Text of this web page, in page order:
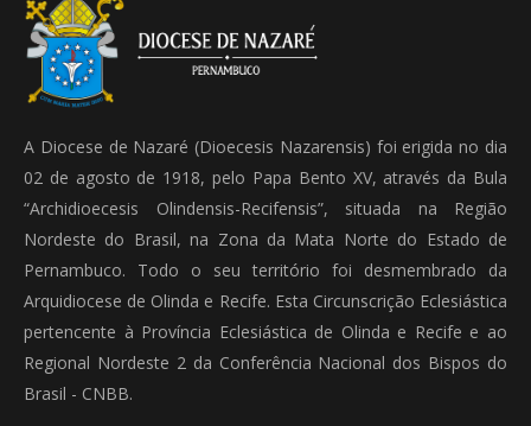
A Diocese de Nazaré (Dioecesis Nazarensis) foi erigida no dia
02 de agosto de 1918, pelo Papa Bento XV, através da Bula
“Archidioecesis Olindensis-Recifensis”, situada na Região
Nordeste do Brasil, na Zona da Mata Norte do Estado de
Pernambuco. Todo o seu território foi desmembrado da
Arquidiocese de Olinda e Recife. Esta Circunscrição Eclesiástica
pertencente à Província Eclesiástica de Olinda e Recife e ao
Regional Nordeste 2 da Conferência Nacional dos Bispos do
Brasil - CNBB.